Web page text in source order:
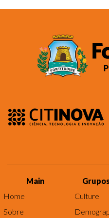
Main
Home
Sobre
Grupos
Culture